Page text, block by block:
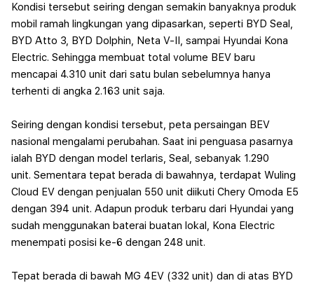
Kondisi tersebut seiring dengan semakin banyaknya produk
mobil ramah lingkungan yang dipasarkan, seperti BYD Seal,
BYD Atto 3, BYD Dolphin, Neta V-II, sampai Hyundai Kona
Electric. Sehingga membuat total volume BEV baru
mencapai 4.310 unit dari satu bulan sebelumnya hanya
terhenti di angka 2.163 unit saja.
Seiring dengan kondisi tersebut, peta persaingan BEV
nasional mengalami perubahan. Saat ini penguasa pasarnya
ialah BYD dengan model terlaris, Seal, sebanyak 1.290
unit. Sementara tepat berada di bawahnya, terdapat Wuling
Cloud EV dengan penjualan 550 unit diikuti Chery Omoda E5
dengan 394 unit. Adapun produk terbaru dari Hyundai yang
sudah menggunakan baterai buatan lokal, Kona Electric
menempati posisi ke-6 dengan 248 unit.
Tepat berada di bawah MG 4EV (332 unit) dan di atas BYD